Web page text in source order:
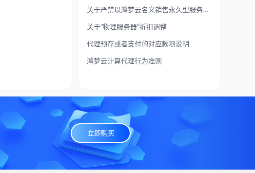
关于严禁以鸿梦云名义销售永久型服务器及规范服务披露要求的通知
关于“物理服务器”折扣调整
代理预存或者支付的对应款项说明
鸿梦云计算代理行为准则
立即购买